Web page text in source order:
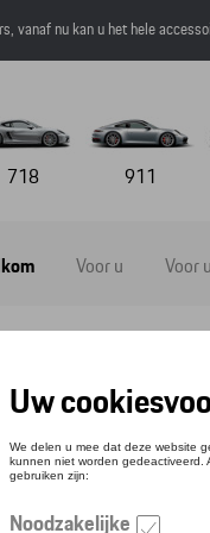
vanaf nu kan u het hele
718 911
Voor u Voor
T-